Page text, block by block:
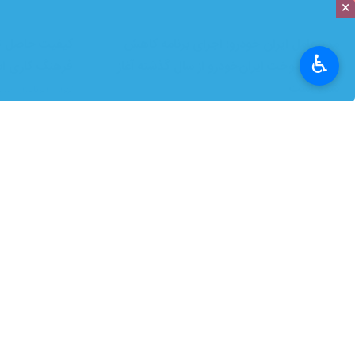
مدیرعامل ایران خودرو: اجرای برنامه کاهش
مصرف سوخت ایران‌خودرو از سال گذشته آغاز
شده است
گرامی‌داشت روز
×
♿︎